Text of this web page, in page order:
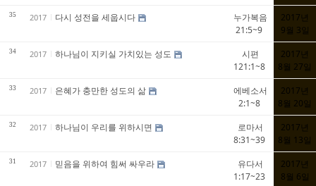
35 2017 다시 성전을 세웁시다
누가복음
21:5~9
2017년
9월 3일
34 2017 하나님이 지키실 가치있는 성도
시편
121:1~8
2017년
8월 27일
33 2017 은혜가 충만한 성도의 삶
에베소서
2:1~8
2017년
8월 20일
32 2017 하나님이 우리를 위하시면
로마서
8:31~39
2017년
8월 13일
31 2017 믿음을 위하여 힘써 싸우라
유다서
1:17~23
2017년
8월 6일